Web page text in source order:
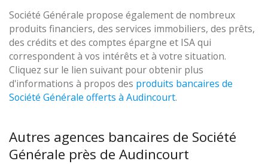
Société Générale propose également de nombreux
produits financiers, des services immobiliers, des prêts,
des crédits et des comptes épargne et ISA qui
correspondent à vos intérêts et à votre situation.
Cliquez sur le lien suivant pour obtenir plus
d'informations à propos des produits bancaires de
Société Générale offerts à Audincourt.
Autres agences bancaires de Société
Générale près de Audincourt